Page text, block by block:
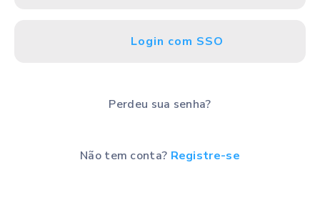
Login com SSO
Perdeu sua senha?
Não tem conta? Registre-se